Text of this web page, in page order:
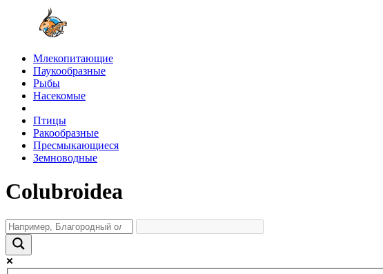
Млекопитающие
Паукообразные
Рыбы
Насекомые
Птицы
Ракообразные
Пресмыкающиеся
Земноводные
Colubroidea